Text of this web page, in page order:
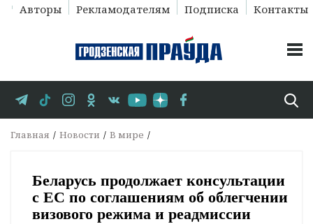
Авторы Рекламодателям Подписка Контакты
Главная Новости В мире
Беларусь продолжает консультации
с ЕС по соглашениям об облегчении
визового режима и реадмиссии